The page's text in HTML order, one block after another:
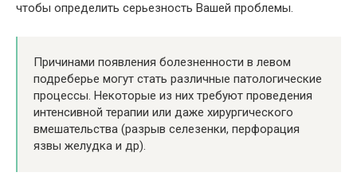
чтобы определить серьезность Вашей проблемы.
Причинами появления болезненности в левом
подреберье могут стать различные патологические
процессы. Некоторые из них требуют проведения
интенсивной терапии или даже хирургического
вмешательства (разрыв селезенки, перфорация
язвы желудка и др).